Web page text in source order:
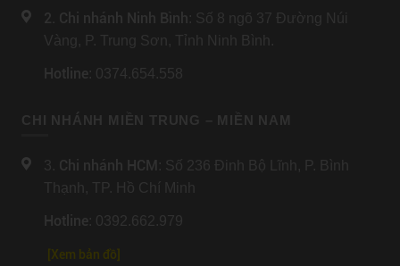
2. Chi nhánh Ninh Bình: Số 8 ngõ 37 Đường Núi
Vàng, P. Trung Sơn, Tỉnh Ninh Bình.
Hotline: 0374.654.558
CHI NHÁNH MIỀN TRUNG – MIỀN NAM
3. Chi nhánh HCM : Số 236 Đinh Bộ Lĩnh, P. Bình
Thạnh, TP. Hồ Chí Minh
Hotline: 0392.662.979
[Xem bản đồ]